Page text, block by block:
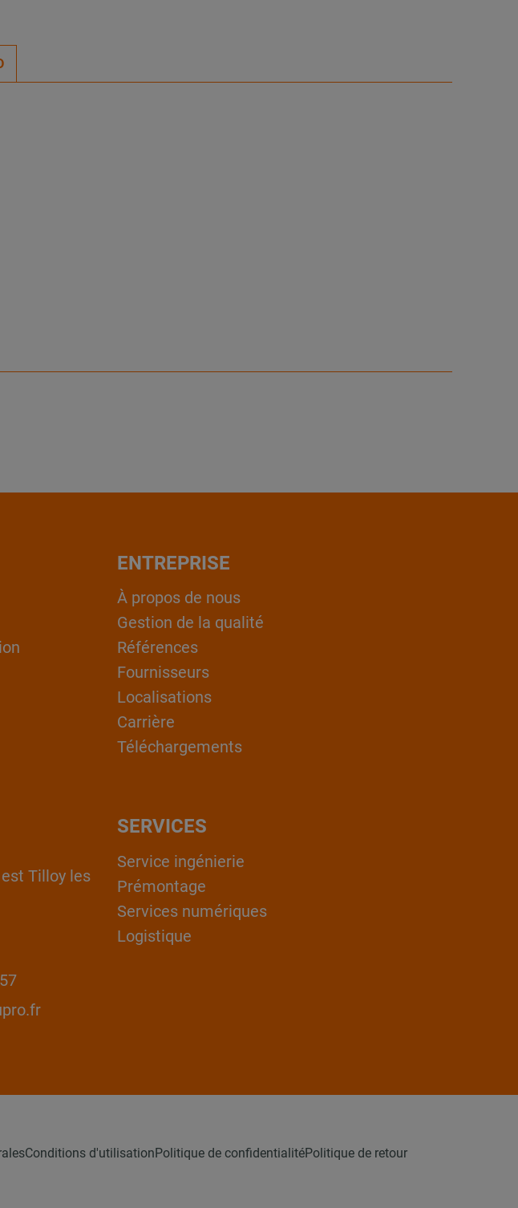
ENTREPRISE
À propos de nous
Gestion de la qualité
Références
Fournisseurs
Localisations
Carrière
Téléchargements
Tilloy les
SERVICES
Service ingénierie
Prémontage
Services numériques
Logistique
Conditions d'utilisationPolitique de confidentialitéPolitique de retour